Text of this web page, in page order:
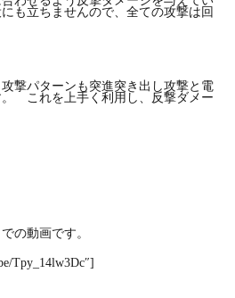
も立ちませんので、全ての攻撃は回
撃パターンも突進突き出し攻撃と電
これを上手く利用し、反撃ダメー
の動画です。
Tpy_14lw3Dc″]